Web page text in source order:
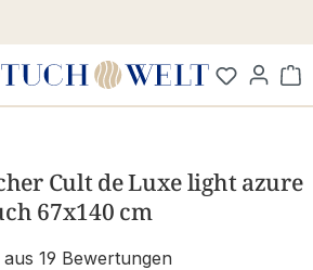
Cult de Luxe light azure
67x140 cm
19 Bewertungen